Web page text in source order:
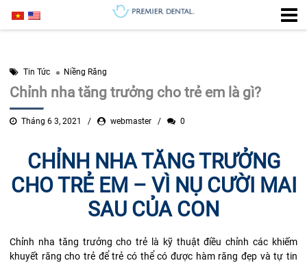
Tin Tức Niềng Răng
Chỉnh nha tăng trưởng cho trẻ em là gì?
Tháng 6 3, 2021 webmaster 0
CHỈNH NHA TĂNG TRƯỞNG
CHO TRẺ EM – VÌ NỤ CƯỜI MAI
SAU CỦA CON
Chỉnh nha tăng trưởng cho trẻ là kỹ thuật điều chỉnh các khiếm
khuyết răng cho trẻ để trẻ có thể có được hàm răng đẹp và tự tin